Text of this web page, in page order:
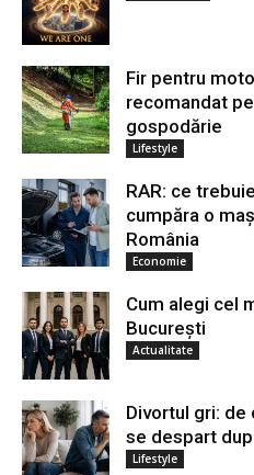
Fir pentru
recomandat
gospodărie
Lifestyle
RAR: ce
cumpăra o
România
Economie
Cum alegi cel
București
Actualitate
Divortul gri:
se despart
Lifestyle